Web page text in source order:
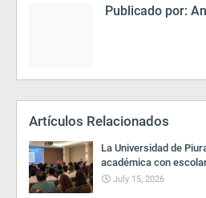
Publicado por:
Artículos Relacionados
La Universidad de
académica con
July 15, 2026